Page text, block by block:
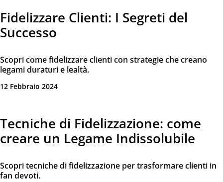
Fidelizzare Clienti: I Segreti del
Successo
Scopri come fidelizzare clienti con strategie che creano
legami duraturi e lealtà.
12 Febbraio 2024
Tecniche di Fidelizzazione: come
creare un Legame Indissolubile
Scopri tecniche di fidelizzazione per trasformare clienti in
fan devoti.